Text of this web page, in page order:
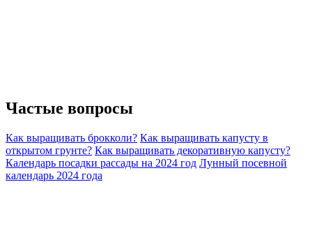
Частые вопросы
Как выращивать брокколи? Как выращивать капусту в
открытом грунте? Как выращивать декоративную капусту?
Календарь посадки рассады на 2024 год Лунный посевной
календарь 2024 года